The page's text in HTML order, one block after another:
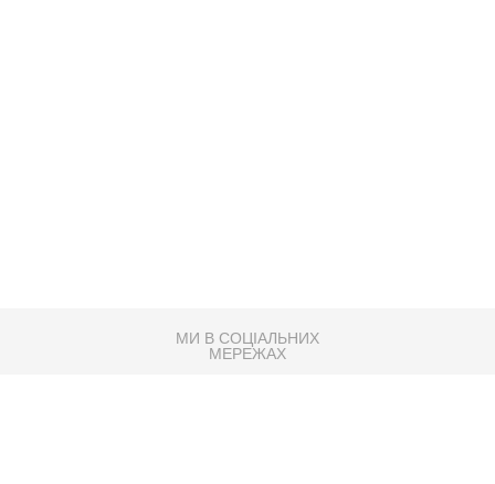
МИ В СОЦІАЛЬНИХ
МЕРЕЖАХ